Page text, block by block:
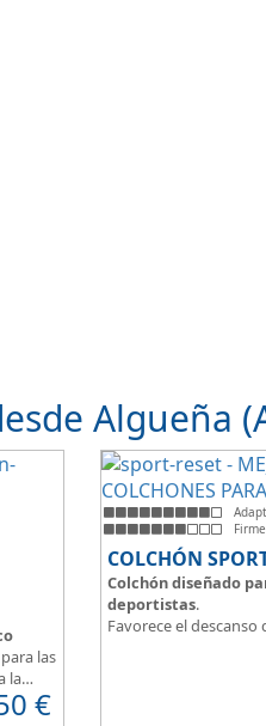
Algueña
las
la
€
COLCHÓN
Colchón diseñado
deportistas.
Favorece el descanso